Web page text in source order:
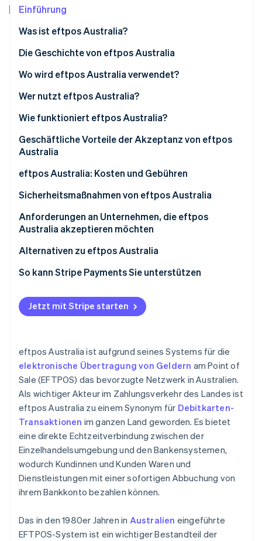
Start-up-Gründung
Climate
Identity
Erfahren Sie, wie Stripe Lösungen für die
Jetzt ansehen
Partner
Einführung
Was ist eftpos Australia?
Die Geschichte von eftpos Australia
Wo wird eftpos Australia verwendet?
Wer nutzt eftpos Australia?
Unternehmen, die eftpos Australia nutzen
Kundenstruktur von eftpos Australia
Wie funktioniert eftpos Australia?
Geschäftliche Vorteile der Akzeptanz von eftpos
Australia
eftpos Australia: Kosten und Gebühren
Für Unternehmen
Für Kundinnen und Kunden
Sicherheitsmaßnahmen von eftpos Australia
Anforderungen an Unternehmen, die eftpos
Australia akzeptieren möchten
Einrichtung eines Händlerkontos
eftpos-Terminal-Integration
Bestätigung der Netzwerkkonnektivität
Einhaltung regulatorischer Standards
Vereinbarungen mit Dienstleistern
Verpflichtung zu Software-Updates
Alternativen zu eftpos Australia
So kann Stripe Payments Sie unterstützen
Jetzt mit Stripe starten
eftpos Australia ist aufgrund seines Systems für die
elektronische Übertragung von Geldern am Point of
Sale (EFTPOS) das bevorzugte Netzwerk in Australien.
Als wichtiger Akteur im Zahlungsverkehr des Landes ist
eftpos Australia zu einem Synonym für Debitkarten-
Transaktionen im ganzen Land geworden. Es bietet
eine direkte Echtzeitverbindung zwischen der
Einzelhandelsumgebung und den Bankensystemen,
wodurch Kundinnen und Kunden Waren und
Dienstleistungen mit einer sofortigen Abbuchung von
ihrem Bankkonto bezahlen können.
Das in den 1980er Jahren in Australien eingeführte
EFTPOS-System ist ein wichtiger Bestandteil der